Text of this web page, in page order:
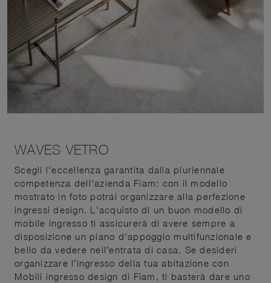
WAVES VETRO
Scegli l'eccellenza garantita dalla pluriennale
competenza dell'azienda Fiam: con il modello
mostrato in foto potrai organizzare alla perfezione
ingressi design. L'acquisto di un buon modello di
mobile ingresso ti assicurerà di avere sempre a
disposizione un piano d'appoggio multifunzionale e
bello da vedere nell’entrata di casa. Se desideri
organizzare l’ingresso della tua abitazione con
Mobili ingresso design di Fiam, ti basterà dare uno